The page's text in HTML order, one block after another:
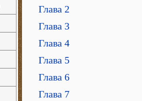
Глава 2
Глава 3
Глава 4
Глава 5
Глава 6
Глава 7